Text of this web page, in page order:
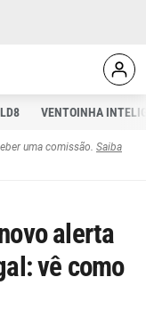
VENTOINHA
uma comissão. Saiba
alerta
vê como